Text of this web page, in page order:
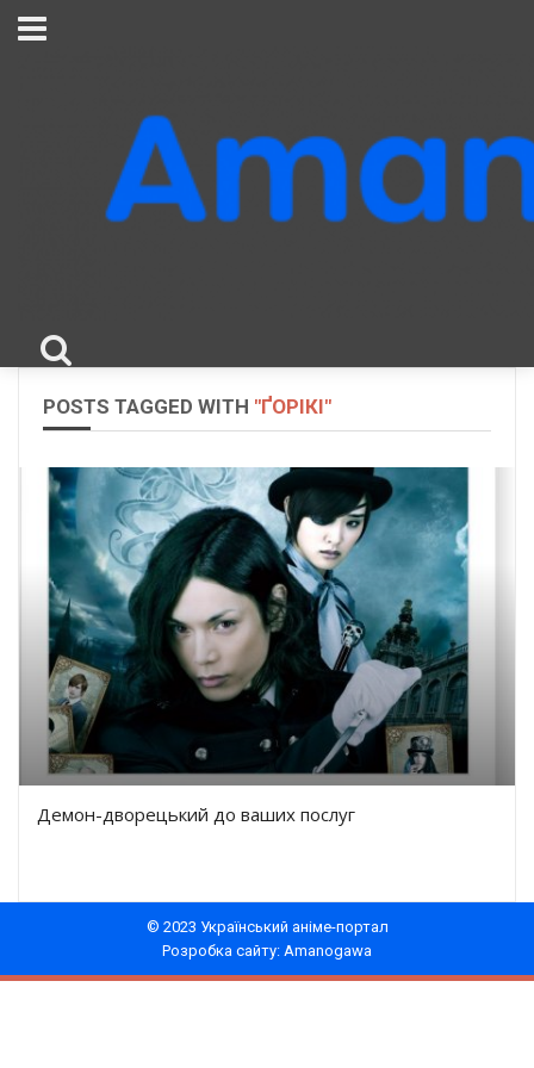
POSTS TAGGED WITH "ҐОРІКІ"
Демон-дворецький до ваших послуг
© 2023 Український аніме-портал
Розробка сайту: Amanogawa